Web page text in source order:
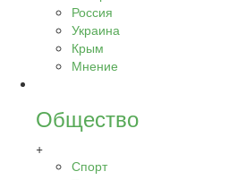
Россия
Украина
Крым
Мнение
Общество
+
Спорт